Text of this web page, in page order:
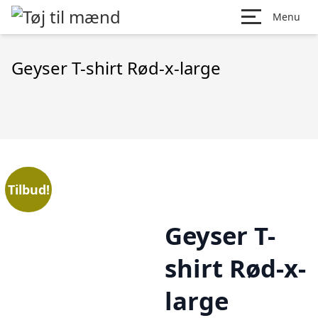
Menu
Geyser T-shirt Rød-x-large
Tilbud!
Geyser T-
shirt Rød-x-
large